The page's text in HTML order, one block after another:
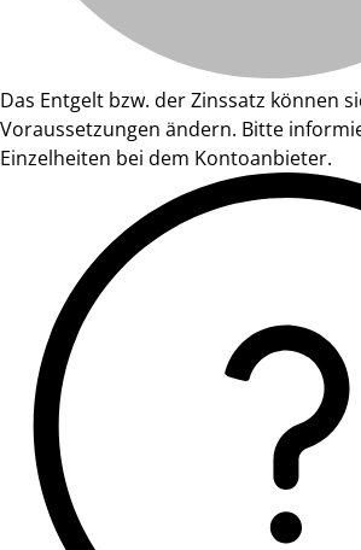
Das Entgelt bzw. der Zinssatz können
Voraussetzungen ändern. Bitte
Einzelheiten bei dem Kontoanbieter.